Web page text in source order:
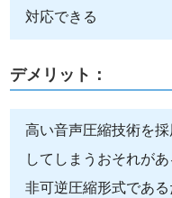
対応できる
デメリット：
高い音声圧縮技術を
してしまうおそれがあ
非可逆圧縮形式であ